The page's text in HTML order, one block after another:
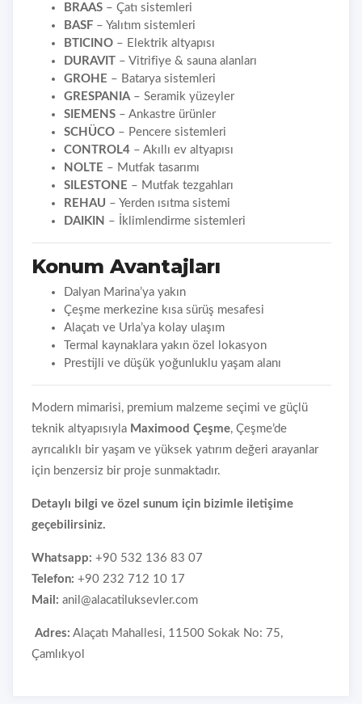
BRAAS– Çatı sistemleri
BASF– Yalıtım sistemleri
BTICINO– Elektrik altyapısı
DURAVIT– Vitrifiye & sauna alanları
GROHE – Batarya sistemleri
GRESPANIA– Seramik yüzeyler
SIEMENS– Ankastre ürünler
SCHÜCO– Pencere sistemleri
CONTROL4– Akıllı ev altyapısı
NOLTE – Mutfak tasarımı
SILESTONE – Mutfak tezgahları
REHAU – Yerden ısıtma sistemi
DAIKIN – İklimlendirme sistemleri
Konum Avantajları
Dalyan Marina’ya yakın
Çeşme merkezine kısa sürüş mesafesi
Alaçatı ve Urla’ya kolay ulaşım
Termal kaynaklara yakın özel lokasyon
Prestijli ve düşük yoğunluklu yaşam alanı
Modern mimarisi, premium malzeme seçimi ve güçlü
teknik altyapısıyla Maximood Çeşme, Çeşme’de
ayrıcalıklı bir yaşam ve yüksek yatırım değeri arayanlar
için benzersiz bir proje sunmaktadır.
Detaylı bilgi ve özel sunum için bizimle iletişime
geçebilirsiniz.
Whatsapp: +90 532 136 83 07
Telefon: +90 232 712 10 17
Mail: anil@alacatiluksevler.com
Adres: Alaçatı Mahallesi, 11500 Sokak No: 75,
Çamlıkyol